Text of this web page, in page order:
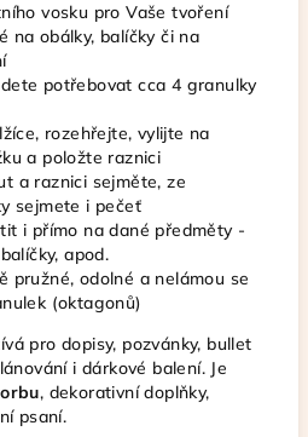
vosku pro Vaše tvoření
na obálky, balíčky či na
potřebovat cca 4 granulky
rozehřejte, vylijte na
a položte raznici
a raznici sejměte, ze
sejmete i pečeť
i přímo na dané předměty -
apod.
pružné, odolné a nelámou se
(oktagonů)
pro dopisy, pozvánky, bullet
i dárkové balení. Je
, dekorativní doplňky,
psaní.